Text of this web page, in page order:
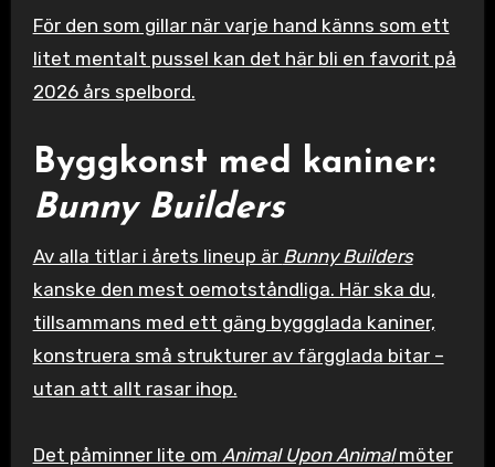
För den som gillar när varje hand känns som ett
litet mentalt pussel kan det här bli en favorit på
2026 års spelbord.
Byggkonst med kaniner:
Bunny Builders
Av alla titlar i årets lineup är Bunny Builders
kanske den mest oemotståndliga. Här ska du,
tillsammans med ett gäng byggglada kaniner,
konstruera små strukturer av färgglada bitar –
utan att allt rasar ihop.
Det påminner lite om Animal Upon Animalmöter